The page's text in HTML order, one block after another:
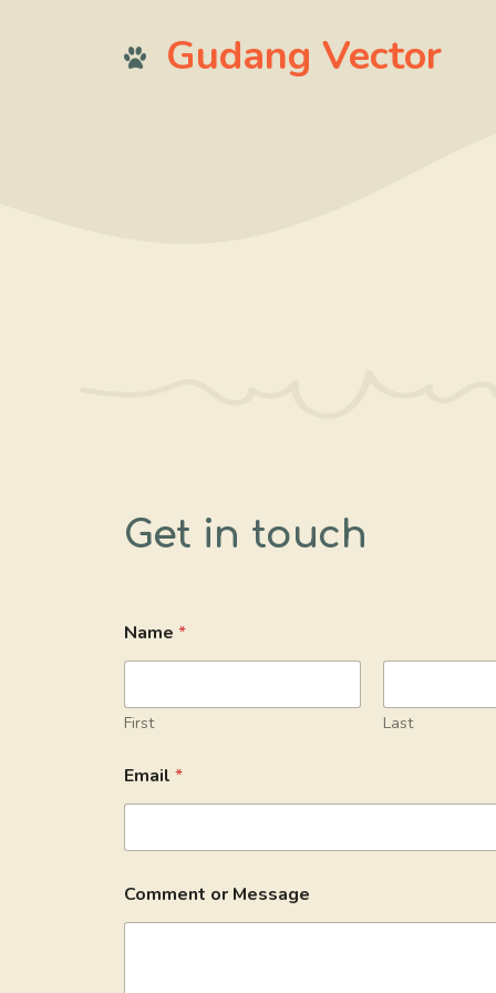
Gudang Vector
Get in touch
o
m
e
n
M
e
s
a
e
m
Name *
First Last
Email *
Comment or Message